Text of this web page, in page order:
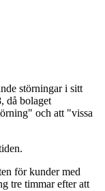
störningar i sitt
då bolaget
och att "vissa
för kunder med
tre timmar efter att